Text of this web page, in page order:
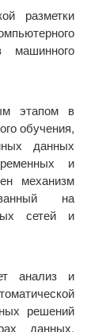
разметки
машинного
этапом в
обучения,
данных
и
механизм
на
сетей и
анализ и
решений
данных.